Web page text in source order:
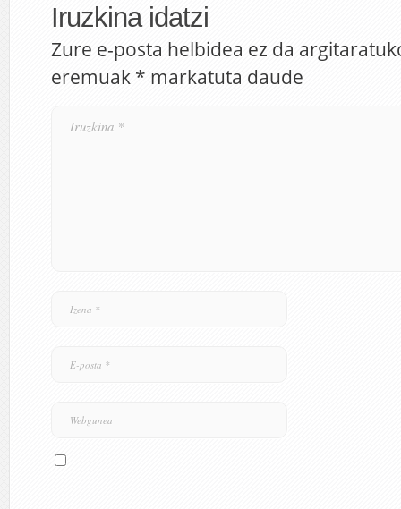
Iruzkina idatzi
Zure e-posta helbidea ez da
eremuak * markatuta daude